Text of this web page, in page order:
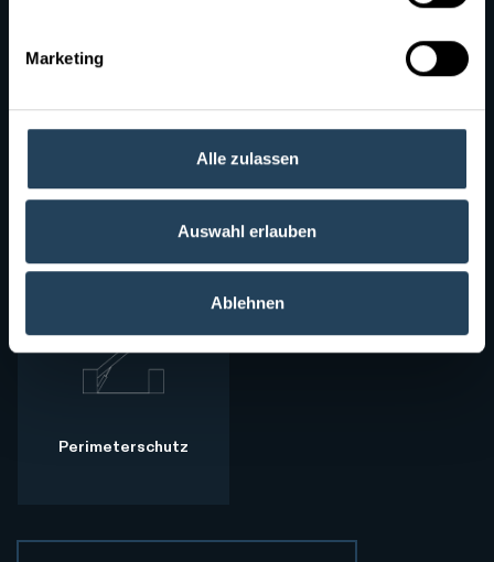
Marketing
Alle zulassen
Auswahl erlauben
Ablehnen
Perimeterschutz